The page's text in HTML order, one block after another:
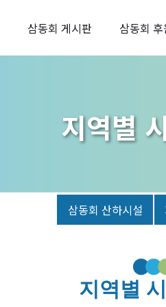
삼동회 게시판 삼동회 후
지역별
삼동회 산하시설
지역별